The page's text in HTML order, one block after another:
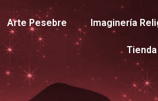
Arte Pesebre Imaginería